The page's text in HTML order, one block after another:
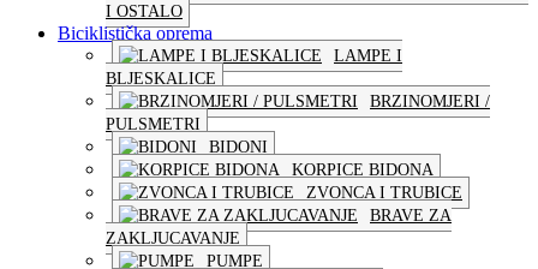
I OSTALO
Biciklistička oprema
LAMPE I
BLJESKALICE
BRZINOMJERI /
PULSMETRI
BIDONI
KORPICE BIDONA
ZVONCA I TRUBICE
BRAVE ZA
ZAKLJUCAVANJE
PUMPE